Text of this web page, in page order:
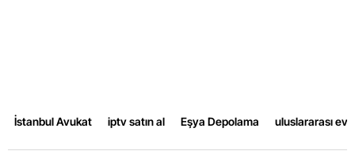
Sivas
Tekirdağ
İstanbul Avukat iptv satın al Eşya Depolama uluslararası